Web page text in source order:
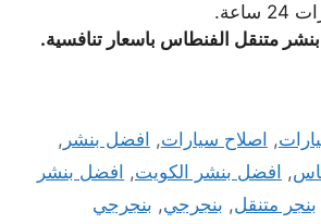
متنقل الفنطاس باسعار تنافسية.
, اصلاح سيارات, افضل بنشر ,
, افضل بنشر الكويت, افضل بنشر
بنجر متنقل, بنجرجي, بنجرجي